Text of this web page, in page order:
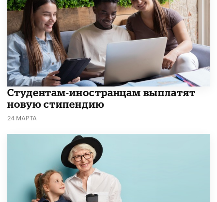
Студентам-иностранцам выплатят
новую стипендию
24 МАРТА